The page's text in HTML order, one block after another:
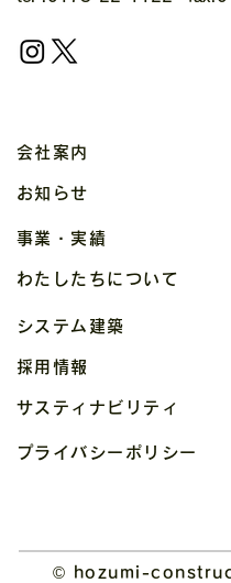
わたしたちについて
お知らせ
会社案内
事業・実績
システム建築
採用情報
サスティナビリティ
プライバシーポリシー
© hozumi-